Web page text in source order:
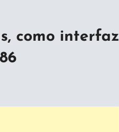
como interfaz